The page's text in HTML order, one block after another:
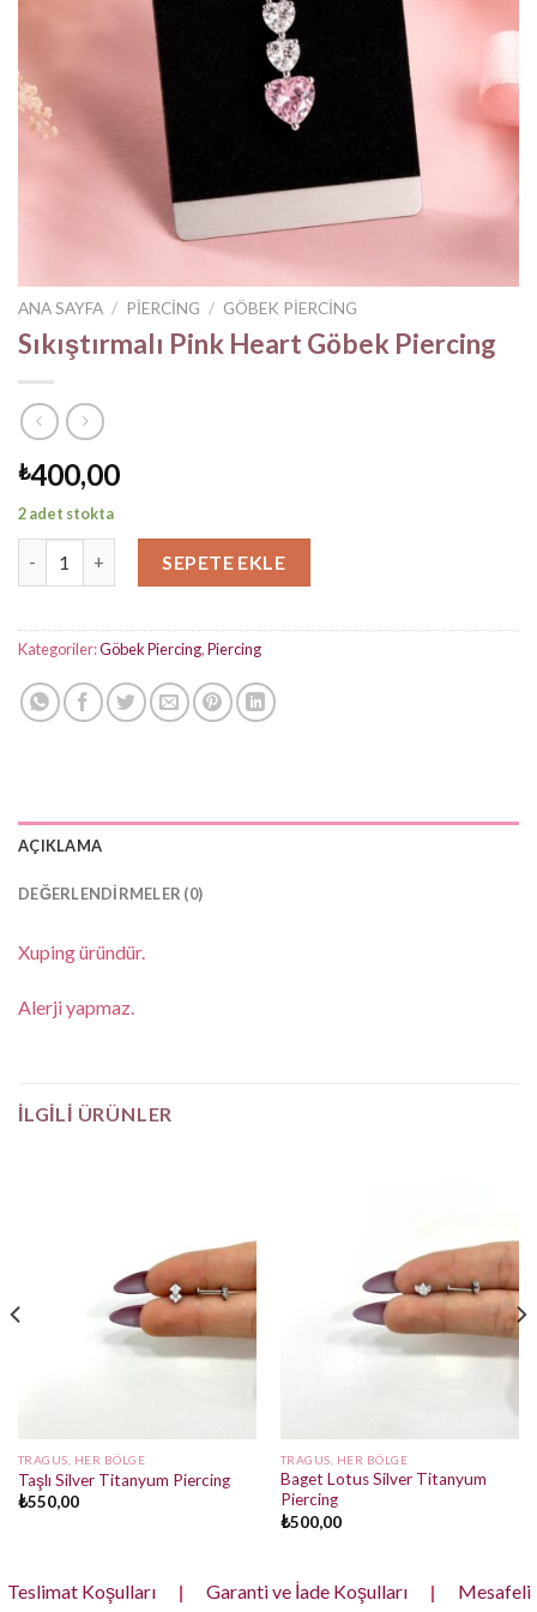
ANA SAYFA / PIERCING / GÖBEK PIERCING
Sıkıştırmalı Pink Heart Göbek Piercing
₺400,00
2 adet stokta
SEPETE EKLE
Kategoriler:Göbek Piercing,Piercing
AÇIKLAMA
DEĞERLENDIRMELER (0)
Xuping üründür.
Alerji yapmaz.
İLGILI ÜRÜNLER
TRAGUS, HER BÖLGE
Taşlı Silver Titanyum Piercing
₺550,00
TRAGUS, HER BÖLGE
Baget Lotus Silver Titanyum
Piercing
₺500,00
Teslimat Koşulları | Garanti ve İade Koşulları |
Mesafeli